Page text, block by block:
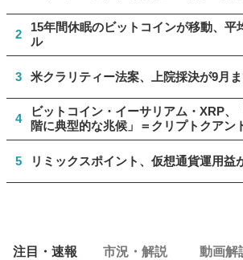
2
15年間休眠のビットコインが移動、平
ル
3 米クラリティー法案、上院採決が9月
4
ビットコイン・イーサリアム・XRP、
階に典型的な兆候」＝クリプトクアン
5 リミックスポイント、仮想通貨運用益
注目・速報 市況・解説 動画解